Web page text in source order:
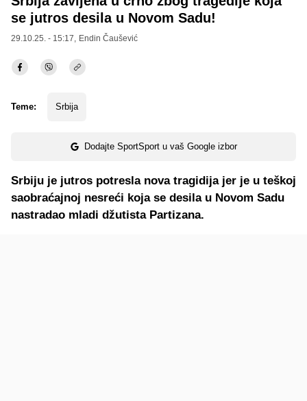
se jutros desila u Novom Sadu!
29.10.25. - 15:17, Endin Čaušević
Teme: Srbija
Dodajte SportSport u vaš Google izbor
Srbiju je jutros potresla nova tragidija jer je u teškoj
saobraćajnoj nesreći koja se desila u Novom Sadu
nastradao mladi džutista Partizana.